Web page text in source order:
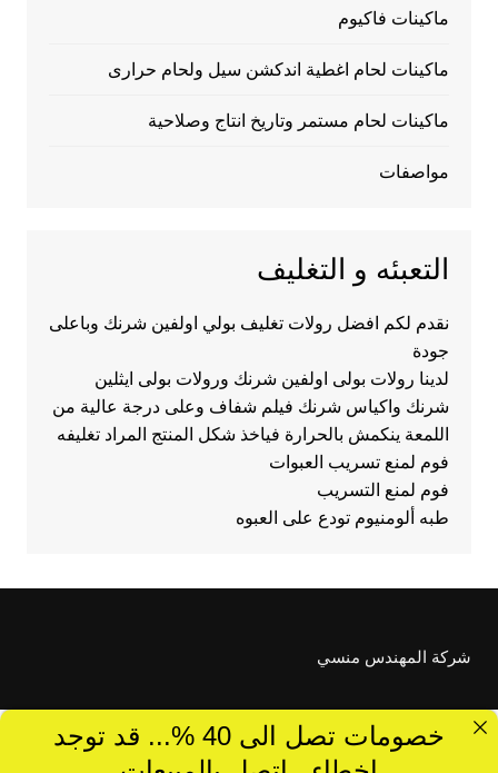
ماكينات فاكيوم
ماكينات لحام اغطية اندكشن سيل ولحام حرارى
ماكينات لحام مستمر وتاريخ انتاج وصلاحية
مواصفات
التعبئه و التغليف
نقدم لكم افضل رولات تغليف بولي اولفين شرنك وباعلى
جودة
لدينا رولات بولى اولفين شرنك ورولات بولى ايثلين
شرنك واكياس شرنك فيلم شفاف وعلى درجة عالية من
اللمعة ينكمش بالحرارة فياخذ شكل المنتج المراد تغليفه
فوم لمنع تسريب العبوات
فوم لمنع التسريب
طبه ألومنيوم تودع على العبوه
شركة المهندس منسي
خصومات تصل الى 40 %... قد توجد